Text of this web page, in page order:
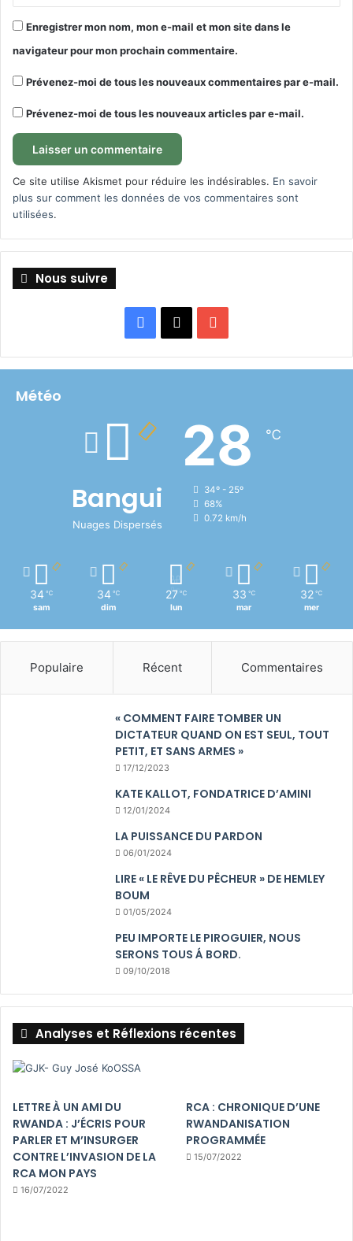
Enregistrer mon nom, mon e-mail et mon site dans le
navigateur pour mon prochain commentaire.
Prévenez-moi de tous les nouveaux commentaires par e-mail.
Prévenez-moi de tous les nouveaux articles par e-mail.
Ce site utilise Akismet pour réduire les indésirables. En savoir
plus sur comment les données de vos commentaires sont
utilisées.
Nous suivre
Facebook
X
Météo
Bangui
Nuages Dispersés
28 ℃
34º - 25º
68%
0.72 km/h
34 ℃
sam
34 ℃
dim
27 ℃
lun
33 ℃
mar
32 ℃
mer
Populaire Récent Commentaires
« COMMENT FAIRE TOMBER UN
DICTATEUR QUAND ON EST SEUL, TOUT
PETIT, ET SANS ARMES »
17/12/2023
KATE KALLOT, FONDATRICE D’AMINI
12/01/2024
LA PUISSANCE DU PARDON
06/01/2024
LIRE « LE RÊVE DU PÊCHEUR » DE HEMLEY
BOUM
01/05/2024
PEU IMPORTE LE PIROGUIER, NOUS
SERONS TOUS Á BORD.
09/10/2018
Analyses et Réflexions récentes
LETTRE À UN AMI DU
RWANDA : J’ÉCRIS POUR
PARLER ET M’INSURGER
CONTRE L’INVASION DE LA
RCA MON PAYS
16/07/2022
RCA : CHRONIQUE D’UNE
RWANDANISATION
PROGRAMMÉE
15/07/2022